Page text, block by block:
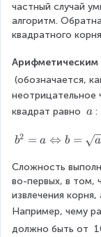
частный случай
алгоритм.
квадратного
Арифметическим
(обозначается,
неотрицательное
квадрат равно \
a
a :
b
{
2
}
=
a
b2 = a ⇔ b = a
Сложность
во-первых, в том,
извлечения
Например, чему
должно быть от